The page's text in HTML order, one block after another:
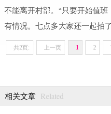
不能离开村部。“只要开始值
有情况。七点多大家还一起拍
共2页: 上一页 1 2
相关文章 Related